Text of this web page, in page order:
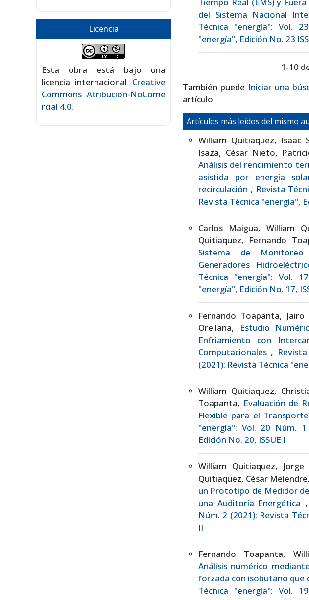
Licencia
Esta obra está bajo una
licencia internacional Creative
Commons Atribución-NoCome
rcial 4.0.
del Sistema Nacional
Técnica "energía": Vol.
"energía", Edición No. 23
1-10
También puede Iniciar una
artículo.
Artículos más leídos del mismo
William Quitiaquez, Isaac
Isaza, César Nieto,
Análisis del rendimiento
asistida por energía
recirculación , Revista
Revista Técnica "energía",
Carlos Maigua, William
Quitiaquez, Fernando
Sistema de
Generadores
Técnica "energía": Vol.
"energía", Edición No. 17,
Fernando Toapanta,
Orellana,
Estudio
Enfriamiento con
Computacionales ,
(2021): Revista Técnica
William Quitiaquez,
Toapanta, Evaluación de
Flexible para el
"energía": Vol. 20 Núm.
Edición No. 20, ISSUE I
William Quitiaquez,
Quitiaquez, César
un Prototipo de Medidor
una Auditoría Energética ,
Núm. 2 (2021): Revista
II
Fernando Toapanta,
Análisis numérico
forzada con isobutano que
Técnica "energía": Vol.